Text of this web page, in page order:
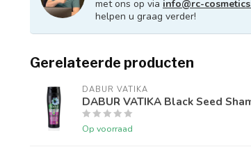
met ons op via info@rc-
helpen u graag verder!
Gerelateerde producten
DABUR VATIKA
DABUR VATIKA Black Seed
Op voorraad